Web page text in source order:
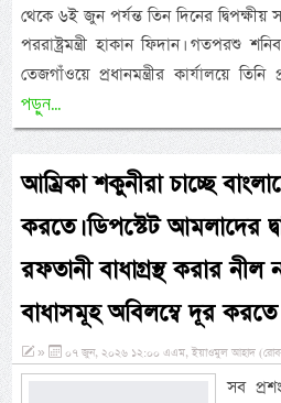
থেকে ৬ই জুন পর্যন্ত তিন দিনের
পররাষ্ট্রমন্ত্রী হাকান ফিদান। গতপরশু
তেজগাঁওয়ে প্রধানমন্ত্রীর কার্যালয়ে তিনি
পড়ুন...
আম্রিকা শকুনীরা চাচ্ছে
করতে। ডিপস্টেট আমলাদের
রফতানী বাধাগ্রস্থ করার নীল
বাধাসমূহ অবিলম্বে দূর করতে
» ০৭ জুন, ২০২৬ ১২:০০ এএম, ইয়াওমুল আহাদ
সব